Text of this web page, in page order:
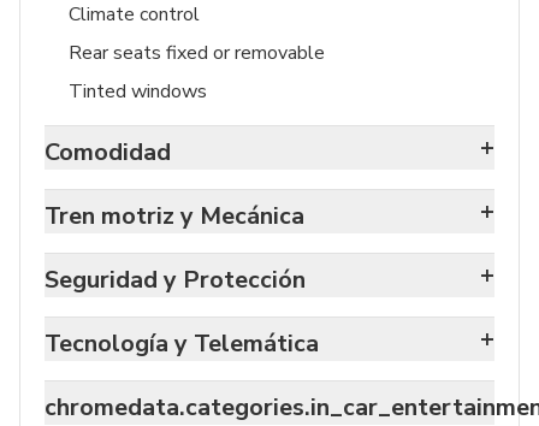
Climate control
Rear seats fixed or removable
Tinted windows
Comodidad +
Tren motriz y Mecánica +
Seguridad y Protección +
Tecnología y Telemática +